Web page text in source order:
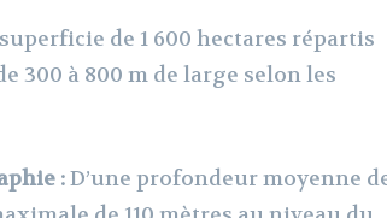
de 1 600 hectares répartis
300 à 800 m de large selon les
:D’une profondeur moyenne